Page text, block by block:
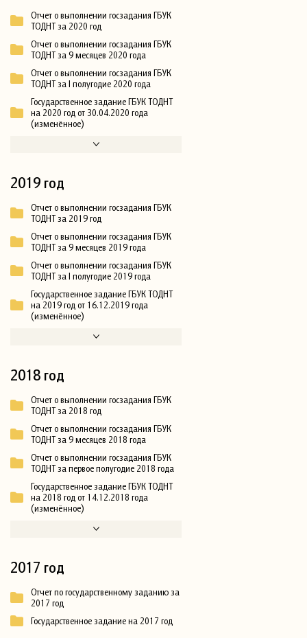
Отчет о выполнении госзадания ГБУК
ТОДНТ за 2020 год
Отчет о выполнении госзадания ГБУК
ТОДНТ за 9 месяцев 2020 года
Отчет о выполнении госзадания ГБУК
ТОДНТ за I полугодие 2020 года
Государственное задание ГБУК ТОДНТ
на 2020 год от 30.04.2020 года
(изменённое)
2019 год
Отчет о выполнении госзадания ГБУК
ТОДНТ за 2019 год
Отчет о выполнении госзадания ГБУК
ТОДНТ за 9 месяцев 2019 года
Отчет о выполнении госзадания ГБУК
ТОДНТ за I полугодие 2019 года
Государственное задание ГБУК ТОДНТ
на 2019 год от 16.12.2019 года
(изменённое)
2018 год
Отчет о выполнении госзадания ГБУК
ТОДНТ за 2018 год
Отчет о выполнении госзадания ГБУК
ТОДНТ за 9 месяцев 2018 года
Отчет о выполнении госзадания ГБУК
ТОДНТ за первое полугодие 2018 года
Государственное задание ГБУК ТОДНТ
на 2018 год от 14.12.2018 года
(изменённое)
2017 год
Отчет по государственному заданию за
2017 год
Государственное задание на 2017 год